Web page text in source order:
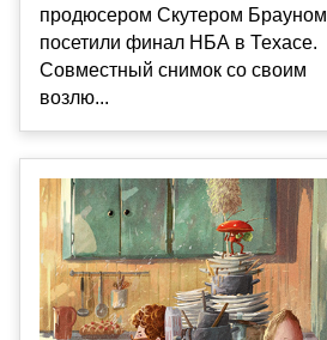
продюсером Скутером Брауном
посетили финал НБА в Техасе.
Совместный снимок со своим
возлю...